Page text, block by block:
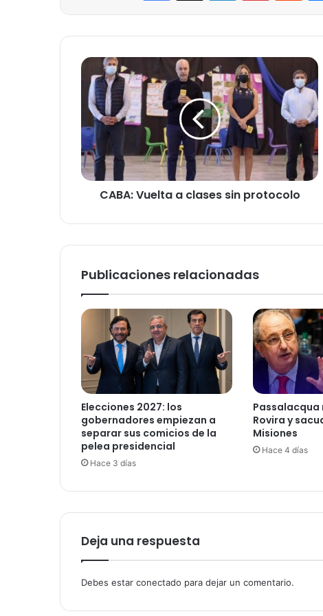
CABA:
Vuelta
clases
protocolo
CABA: Vuelta a clases sin protocolo
Publicaciones relacionadas
Elecciones 2027: los
gobernadores empiezan a
separar sus comicios de la
pelea presidencial
Hace 3 días
Passalacqua
Rovira y
Misiones
Hace 4 días
Deja una respuesta
Debes estar conectado para dejar un comentario.